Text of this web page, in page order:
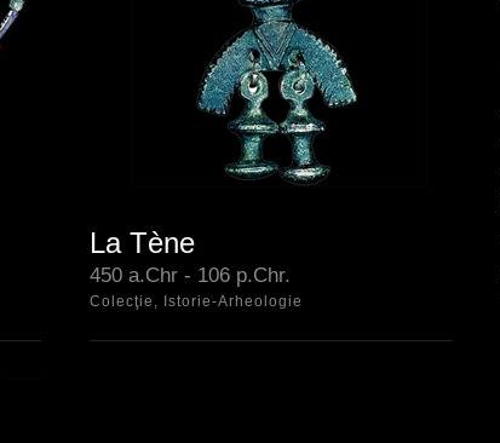
Epoca se caracterizează prin
intensificarea utilizării uneltelor de fier,
apariţia şi răspândirea olăriei lucrate
monetare locale, formarea unor uniuni
La Tène
450 a.Chr - 106 p.Chr.
Colecţie, Istorie-Arheologie